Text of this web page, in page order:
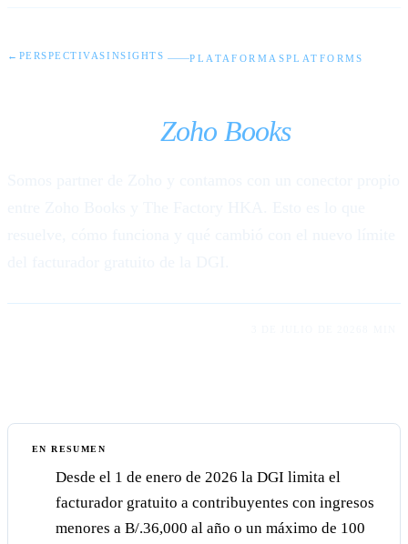
← PERSPECTIVASINSIGHTS PLATAFORMASPLATFORMS
Zoho Books
EN RESUMEN
Desde el 1 de enero de 2026 la DGI limita el
facturador gratuito a contribuyentes con ingresos
menores a B/.36,000 al año o un máximo de 100